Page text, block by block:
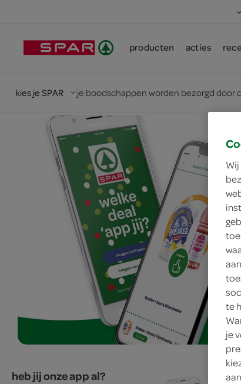
producten acties
kies je SPAR je boodschappen worden bezorgd door
heb jij onze app al?
te
je